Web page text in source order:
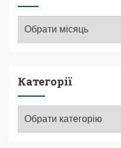
Категорії
Категорії